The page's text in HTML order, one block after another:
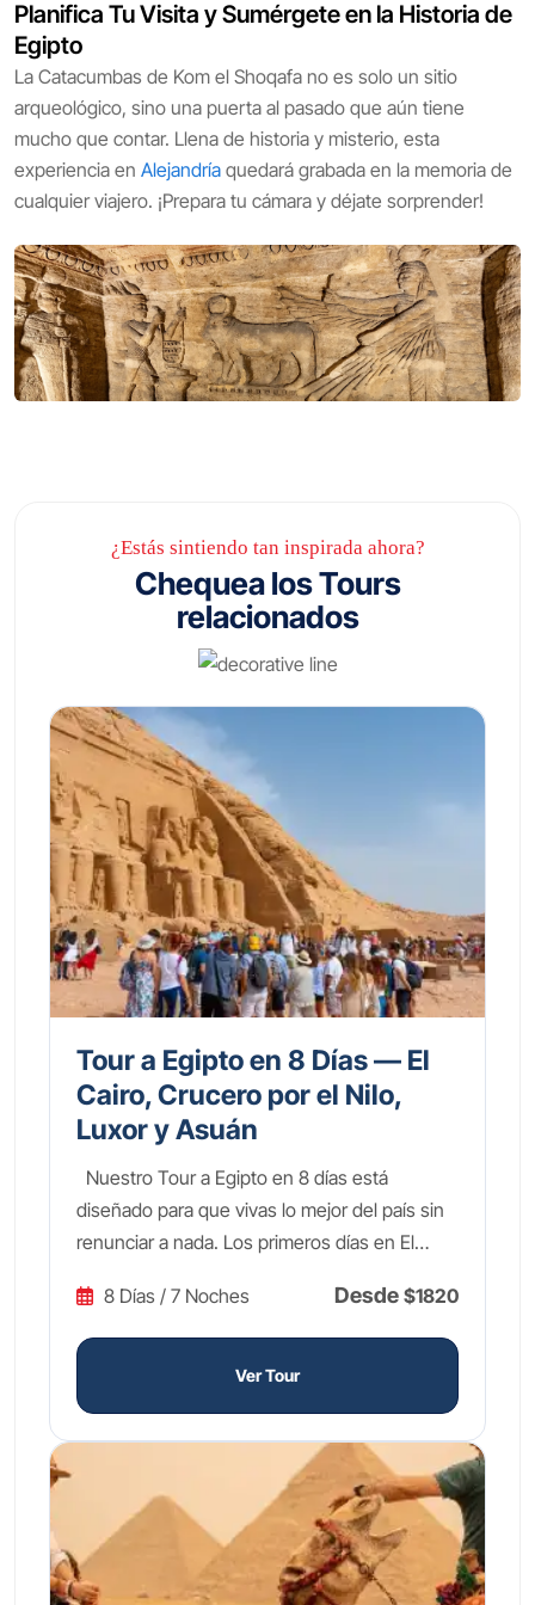
Planifica Tu Visita y Sumérgete en la Historia de
Egipto
La Catacumbas de Kom el Shoqafa no es solo un sitio
arqueológico, sino una puerta al pasado que aún tiene
mucho que contar. Llena de historia y misterio, esta
experiencia en Alejandría quedará grabada en la memoria de
cualquier viajero. ¡Prepara tu cámara y déjate sorprender!
¿Estás sintiendo tan inspirada ahora?
Chequea los Tours
relacionados
Tour a Egipto en 8 Días — El
Cairo, Crucero por el Nilo,
Luxor y Asuán
Nuestro Tour a Egipto en 8 días está
diseñado para que vivas lo mejor del país sin
renunciar a nada. Los primeros días en El
de Guiza, la imponente Esfinge y el fascinante
Gran Museo Egipcio, donde los tesoros de
Tutankamón te dejarán sin palabras. Después
volarás hacia el sur para embarcarte en un
crucero de lujo 5 estrellas por el Nilo de Luxor
a Asuán, navegando las mismas aguas
sagradas que surcaron los faraones. A lo largo
del recorrido visitarás los Templos de Karnak
y Luxor, el mítico Valle de los Reyes con sus
62 tumbas faraónicas, el Templo de
8 Días / 7 Noches Desde $1820
Ver Tour